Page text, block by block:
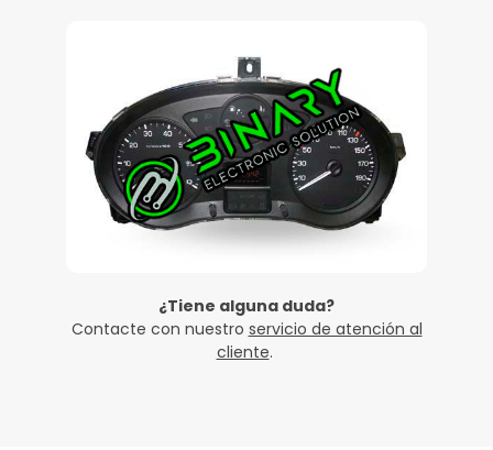
¿Tiene alguna duda?
Contacte con nuestro servicio de atención al
cliente.